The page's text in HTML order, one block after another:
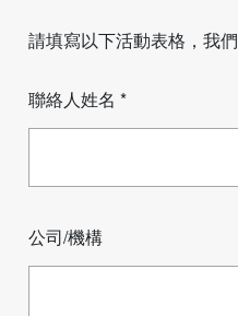
請填寫以下活動表格，我
聯絡人姓名 *
公司/機構